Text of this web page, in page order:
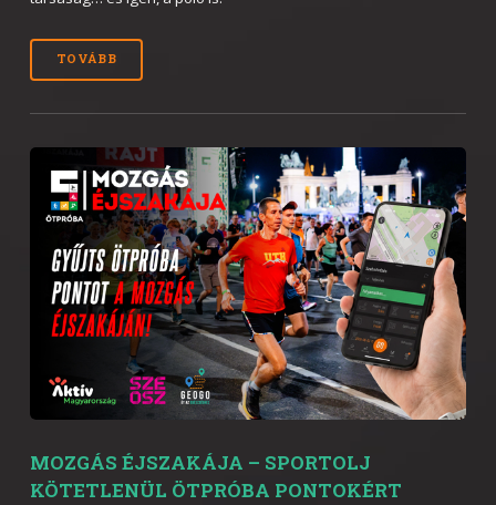
TOVÁBB
MOZGÁS ÉJSZAKÁJA – SPORTOLJ
KÖTETLENÜL ÖTPRÓBA PONTOKÉRT